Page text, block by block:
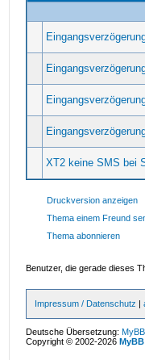
XT2 keine SMS bei
Druckversion anzeigen
Thema einem Freund
Thema abonnieren
Benutzer, die gerade dieses
Impressum / Datenschutz |
Deutsche Übersetzung:
Copyright © 2002-2026